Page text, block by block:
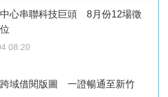
心串聯科技巨頭 8月份12場徵
08:20
域借閱版圖 一證暢通至新竹